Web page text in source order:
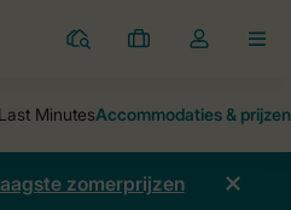
Parken
Mijn
Open
dropdown
mijn
account
zomerprijzen